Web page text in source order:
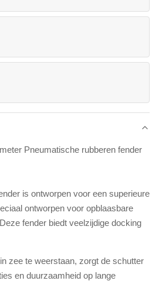
Pneumatische rubberen fender
is ontworpen voor een superieure
ontworpen voor opblaasbare
fender biedt veelzijdige docking
zee te weerstaan, zorgt de schutter
en duurzaamheid op lange